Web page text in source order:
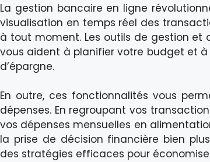
La gestion bancaire en ligne
visualisation en temps réel des
à tout moment. Les outils de gestion et
vous aident à planifier votre budget et
d’épargne.
En outre, ces fonctionnalités vous
dépenses. En regroupant vos
vos dépenses mensuelles en
la prise de décision financière bien
des stratégies efficaces pour